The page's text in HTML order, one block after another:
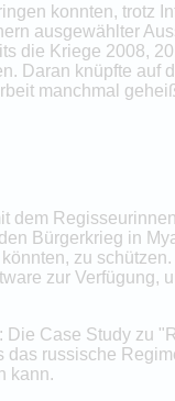
konnten, trotz
ausgewählter
die Kriege 2008,
Daran knüpfte auf
manchmal
dem
Bürgerkrieg in
zu
zur Verfügung,
Case Study zu
russische
kann.